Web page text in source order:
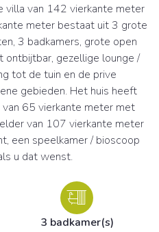
villa van 142 vierkante meter
meter bestaat uit 3 grote
3 badkamers, grote open
ontbijtbar, gezellige lounge /
tot de tuin en de prive
gebieden. Het huis heeft
65 vierkante meter met
van 107 vierkante meter
een speelkamer / bioscoop
u dat wenst.
3 badkamer(s)